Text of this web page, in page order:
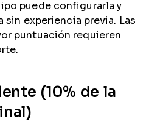
puede configurarla y
sin experiencia previa. Las
puntuación requieren
(10% de la